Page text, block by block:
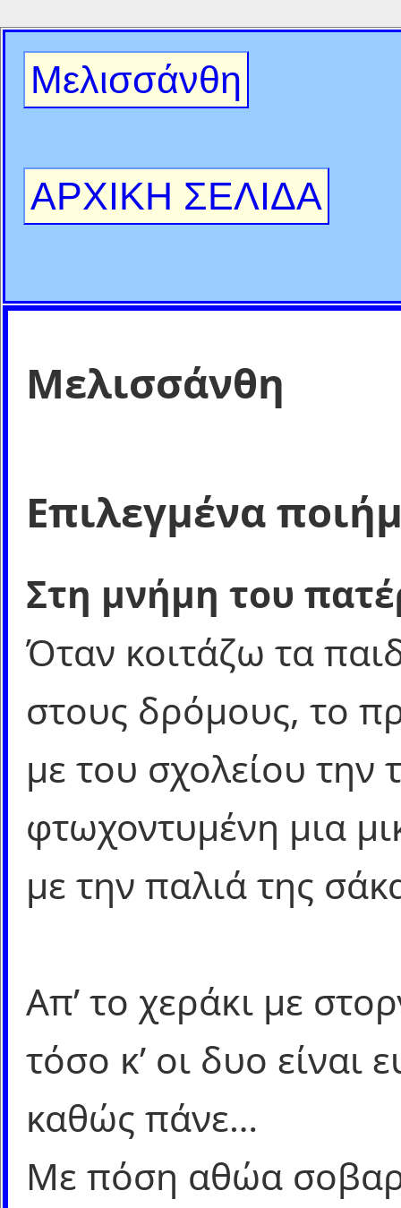
Μελισσάνθη
ΑΡΧΙΚΗ ΣΕΛΙΔΑ
Μελισσάνθη
Επιλεγμένα
Στη μνήμη του
Όταν κοιτάζω τα
στους δρόμους, το
με του σχολείου την
φτωχοντυμένη μια
με την παλιά της
Απ’ το χεράκι με
τόσο κ’ οι δυο είναι
καθώς πάνε…
Με πόση αθώα